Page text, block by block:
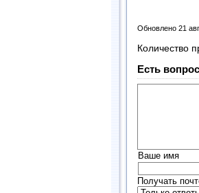
Обновлено 21
Количество
Есть
Ваше имя
Получать